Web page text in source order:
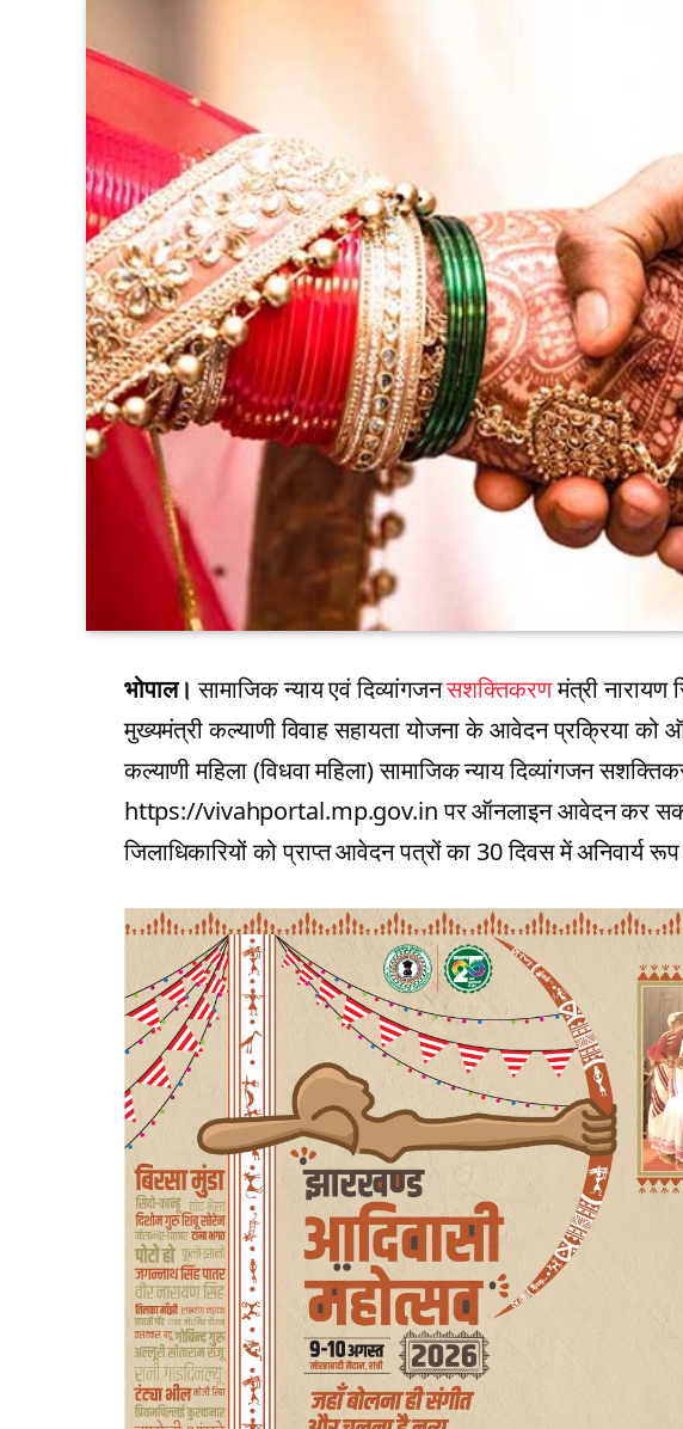
भोपाल। सामाजिक न्याय एवं दिव्यांगजनसशक्तिकरणमंत्री नारायण
मुख्यमंत्री कल्याणी विवाह सहायता योजना के आवेदन प्रक्रिया को
कल्याणी महिला (विधवा महिला) सामाजिक न्याय दिव्यांगजन
https://vivahportal.mp.gov.in पर ऑनलाइन आवेदन कर
जिलाधिकारियों को प्राप्त आवेदन पत्रों का 30 दिवस में अनिवार्य